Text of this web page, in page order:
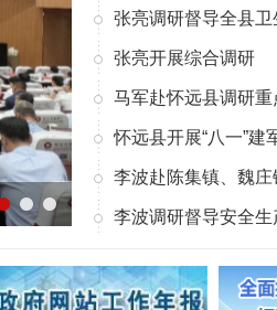
张亮调研督导全县
张亮开展综合调研
马军赴怀远县调研重
怀远县开展“八一”建
李波赴陈集镇、魏
李波调研督导安全生